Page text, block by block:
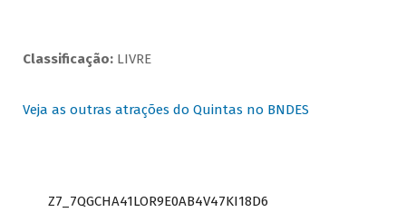
Classificação: LIVRE
Veja as outras atrações do Quintas no BNDES
Z7_7QGCHA41LOR9E0AB4V47KI18D6